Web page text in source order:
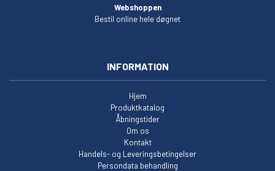
Webshoppen
Bestil online hele døgnet
INFORMATION
Hjem
Produktkatalog
Åbningstider
Om os
Kontakt
Handels- og Leveringsbetingelser
Persondata behandling